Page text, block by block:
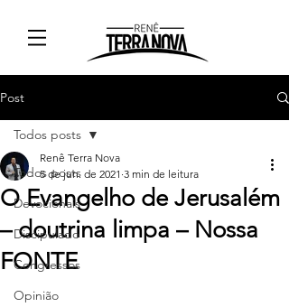
Post
Todos posts
Devocionais
Discipulado
Congressos
Opinião
Todos posts
O Evangelho de Jerusalém
– doutrina limpa – Nossa
FONTE
Renê Terra Nova
5 de jun. de 2021 3 min de leitura